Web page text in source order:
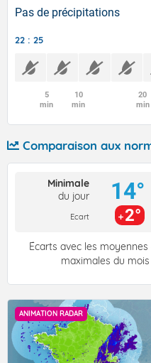
Pas de précipitations
22 : 25
5
min
10
min
20
min
Comparaison aux
Minimale
du jour
Ecart
14°
2°
Écarts avec les
maximales du
ANIMATION RADAR